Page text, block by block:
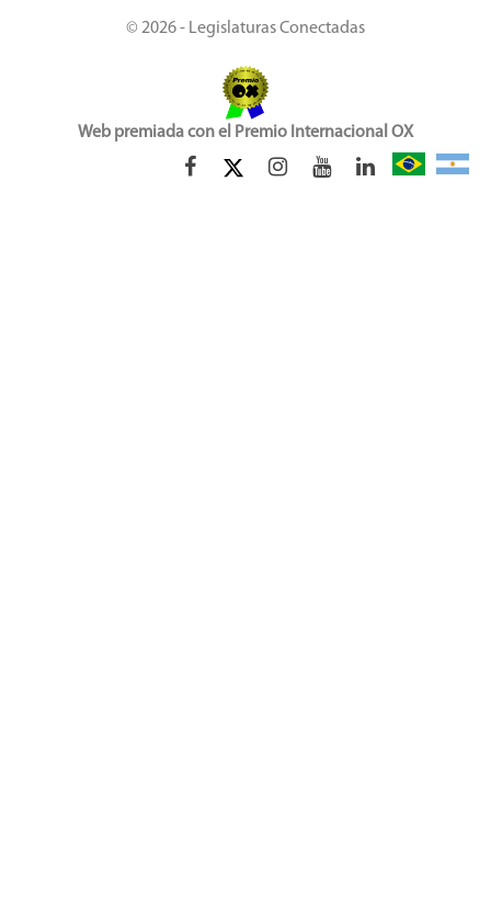
© 2026 - Legislaturas Conectadas
Web premiada con el Premio Internacional OX